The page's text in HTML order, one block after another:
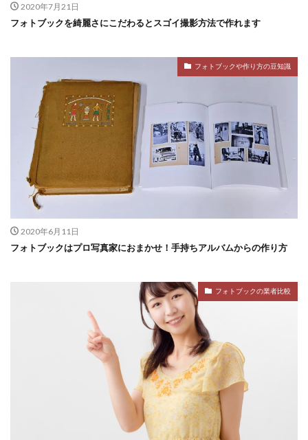
2020年7月21日
フォトブックを綺麗さにこだわるとスゴイ撮影方法で作れます
フォトブックや作り方の豆知識
2020年6月11日
フォトブックはプロ写真家におまかせ！手持ちアルバムからの作り方
フォトブックの業者比較